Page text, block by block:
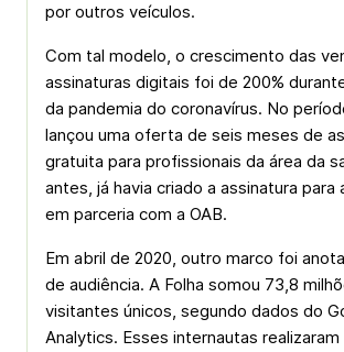
por outros veículos.
Com tal modelo, o crescimento das
assinaturas digitais foi de 200%
da pandemia do coronavírus. No
lançou uma oferta de seis meses de
gratuita para profissionais da área da
antes, já havia criado a assinatura para
em parceria com a OAB.
Em abril de 2020, outro marco foi
de audiência. A Folha somou 73,8
visitantes únicos, segundo dados do
Analytics. Esses internautas realizaram